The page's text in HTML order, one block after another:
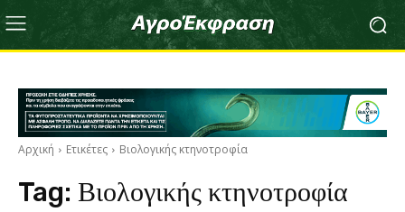
Αρχική Ετικέτες Βιολογικής κτηνοτροφία
Tag: Βιολογικής κτηνοτροφία